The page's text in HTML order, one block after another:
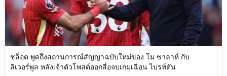
ชล็อต พูดถึงสถานการณ์สัญญาฉบับใหม่ของ โม ซาลาห์ กับ
ลิเวอร์พูล หลังเจ้าตัวโพสต์ออกสื่อจบเกมเฉือน ไบรท์ตัน